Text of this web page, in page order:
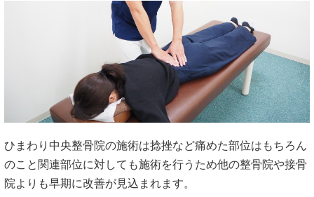
ひまわり中央整骨院の施術は捻挫など痛めた部位はもちろん
のこと関連部位に対しても施術を行うため他の整骨院や接骨
院よりも早期に改善が見込まれます。